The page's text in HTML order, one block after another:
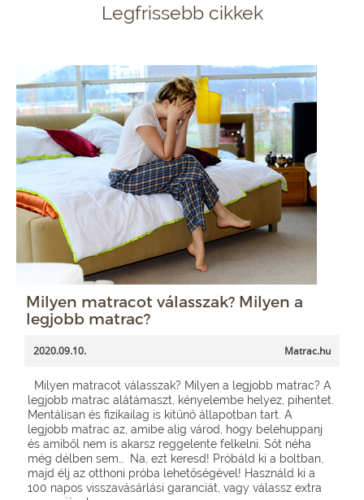
Legfrissebb cikkek
Milyen matracot válasszak? Milyen a
legjobb matrac?
2020.09.10. Matrac.hu
Milyen matracot válasszak? Milyen a legjobb matrac? A
legjobb matrac alátámaszt, kényelembe helyez, pihentet.
Mentálisan és fizikailag is kitűnő állapotban tart. A
legjobb matrac az, amibe alig várod, hogy belehuppanj
és amiből nem is akarsz reggelente felkelni. Sőt néha
még délben sem… Na, ezt keresd! Próbáld ki a boltban,
majd élj az otthoni próba lehetőségével! Használd ki a
100 napos visszavásárlási garanciát, vagy válassz extra